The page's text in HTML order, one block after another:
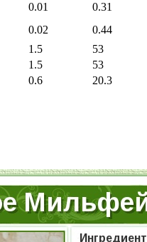
0.01 0.31
0.02 0.44
1.5 53
1.5 53
0.6 20.3